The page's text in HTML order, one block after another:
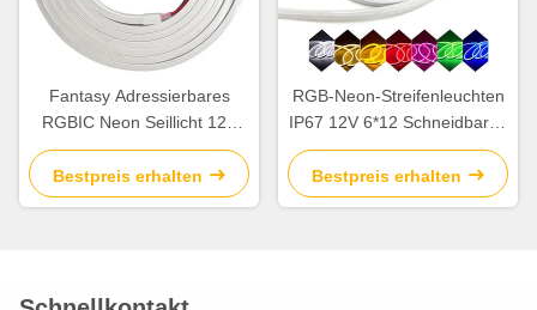
Fantasy Adressierbares
RGBIC Neon Seillicht 12V
5M Ausschneidbares LED-
Streifenlicht
Bestpreis erhalten
RGB-Neon-Streifenleuchten
IP67 12V 6*12 Schneidbares
LED-Neon-Seillicht
Bestpreis erhalten